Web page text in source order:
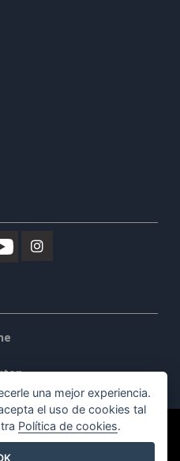
los derechos reservados.
una mejor experiencia.
el uso de cookies tal
Política de cookies.